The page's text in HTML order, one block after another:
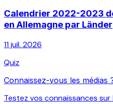
Calendrier 2022-2023
en Allemagne par Länder
11 juil. 2026
Quiz
Connaissez-vous les médias
Testez vos connaissances sur